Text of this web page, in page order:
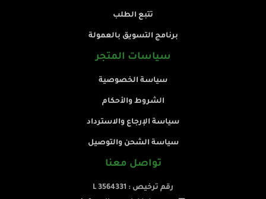
تتبع الطلب
برنامج التسويق بالعمولة
سياسات المتجر
سياسة الخصوصية
الشروط والأحكام
سياسة الإرجاع والاسترداد
سياسة الشحن والتوصيل
تواصل معنا
رقم ترخيص : L 3564331